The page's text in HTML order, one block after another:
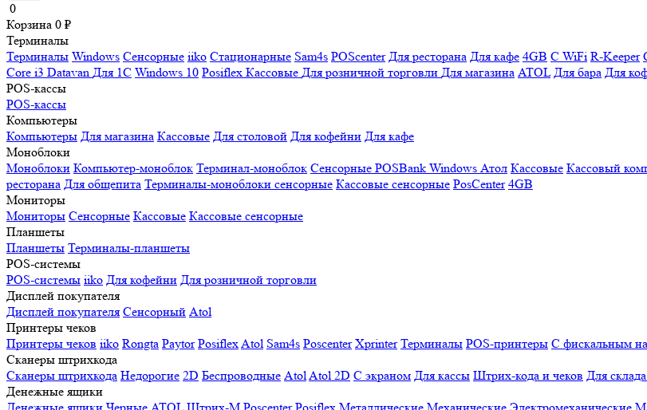
0
Корзина 0 ₽
Терминалы
Терминалы Windows Сенсорные iiko Стационарные Sam4s POScenter Для ресторана Для кафе 4GB С WiFi R-Keeper
Core i3 Datavan Для 1С Windows 10 Posiflex Кассовые Для розничной торговли Для магазина ATOL Для бара Для
POS-кассы
POS-кассы
Компьютеры
Компьютеры Для магазина Кассовые Для столовой Для кофейни Для кафе
Моноблоки
Моноблоки Компьютер-моноблок Терминал-моноблок Сенсорные POSBank Windows Атол Кассовые Кассовый
ресторана Для общепита Терминалы-моноблоки сенсорные Кассовые сенсорные PosCenter 4GB
Мониторы
Мониторы Сенсорные Кассовые Кассовые сенсорные
Планшеты
Планшеты Терминалы-планшеты
POS-системы
POS-системы iiko Для кофейни Для розничной торговли
Дисплей покупателя
Дисплей покупателя Сенсорный Atol
Принтеры чеков
Принтеры чеков iiko Rongta Paytor PosiflexAtol Sam4s Poscenter Xprinter Терминалы POS-принтеры С фискальным
Сканеры штрихкода
Сканеры штрихкода Недорогие 2D Беспроводные AtolAtol 2D С экраном Для кассы Штрих-кода и чеков Для
Денежные ящики